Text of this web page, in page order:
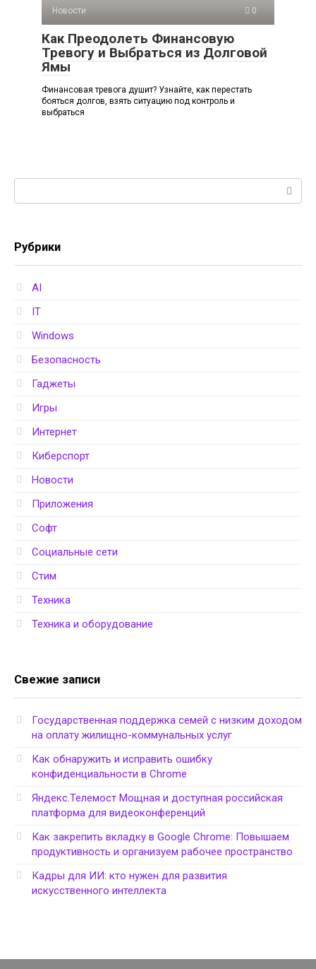
Новости 0
Как Преодолеть Финансовую
Тревогу и Выбраться из Долговой
Ямы
Финансовая тревога душит? Узнайте, как перестать
бояться долгов, взять ситуацию под контроль и
выбраться
Рубрики
AI
IT
Windows
Безопасность
Гаджеты
Игры
Интернет
Киберспорт
Новости
Приложения
Софт
Социальные сети
Стим
Техника
Техника и оборудование
Свежие записи
Государственная поддержка семей с низким доходом
на оплату жилищно-коммунальных услуг
Как обнаружить и исправить ошибку
конфиденциальности в Chrome
Яндекс.Телемост Мощная и доступная российская
платформа для видеоконференций
Как закрепить вкладку в Google Chrome: Повышаем
продуктивность и организуем рабочее пространство
Кадры для ИИ: кто нужен для развития
искусственного интеллекта